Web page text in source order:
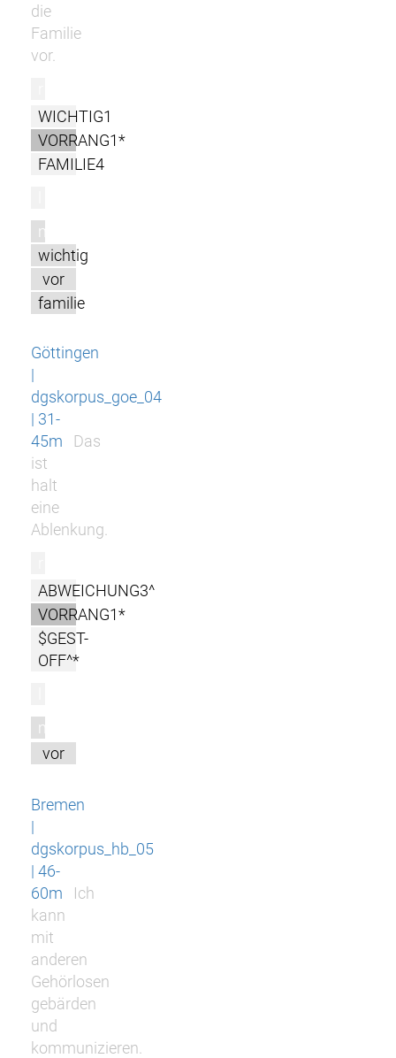
die
Familie
vor.
WICHTIG1
VORRANG1*
FAMILIE4
m
wichtig
vor
familie
Göttingen
|
dgskorpus_goe_04
| 31-
45m
Das
ist
halt
eine
Ablenkung.
ABWEICHUNG3^
VORRANG1*
$GEST-
OFF^*
m
vor
Bremen
|
dgskorpus_hb_05
| 46-
60m
Ich
kann
mit
anderen
Gehörlosen
gebärden
und
kommunizieren.